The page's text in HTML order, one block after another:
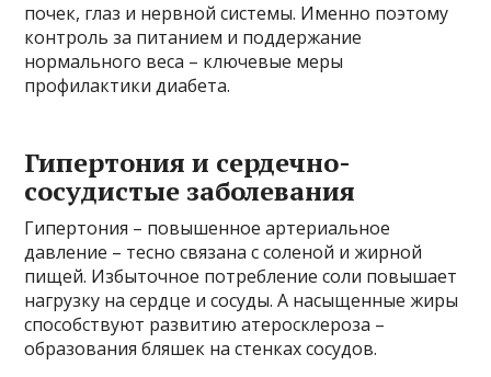
почек, глаз и нервной системы. Именно поэтому
контроль за питанием и поддержание
нормального веса – ключевые меры
профилактики диабета.
Гипертония и сердечно-
сосудистые заболевания
Гипертония – повышенное артериальное
давление – тесно связана с соленой и жирной
пищей. Избыточное потребление соли повышает
нагрузку на сердце и сосуды. А насыщенные жиры
способствуют развитию атеросклероза –
образования бляшек на стенках сосудов.